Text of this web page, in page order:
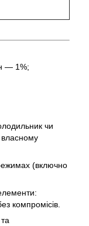
— 1%;
чи
власному
(включно
компромісів.